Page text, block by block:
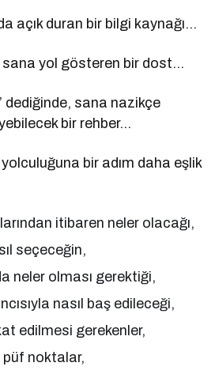
açık duran bir bilgi kaynağı…
sana yol gösteren bir dost…
dediğinde, sana nazikçe
bir rehber…
bir adım daha eşlik
itibaren neler olacağı,
seçeceğin,
neler olması gerektiği,
nasıl baş edileceği,
edilmesi gerekenler,
püf noktalar,